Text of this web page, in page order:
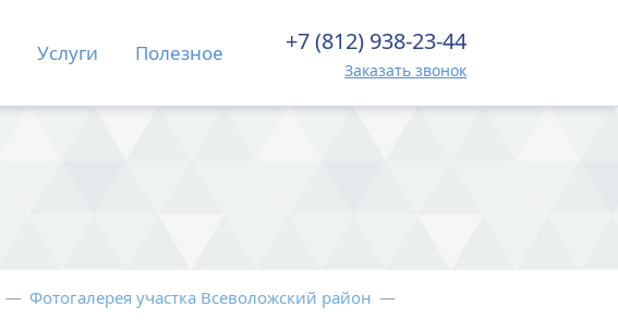
Услуги Полезное +7 (812) 938-23-44
Заказать звонок
— Фотогалерея участка Всеволожский район —